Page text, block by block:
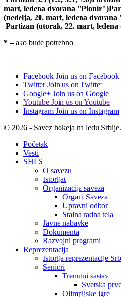
mart, ledena dvorana
(nedelja, 20. mart, ledena
Partizan (utorak, 22. mart,
* –ako bude potrebno
Facebook Join us on Facebook
Twitter Join us on Twitter
Google+ Join us on Google
Youtube Join us on Youtube
Instagram Join us on Instagram
© 2026 - Savez hokeja na ledu
Početak
Vesti
SHLS
O savezu
Istorijat
Organizacija saveza
Organi Saveza
Upravni odbor
Stalna radna tela
Javne nabavke
Dokumenta
Razvojni programi
Reprezentacija
Istorija reprezentacije
Seniori
Trenutni sastav
Svetska
Olimpijske igre